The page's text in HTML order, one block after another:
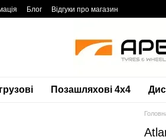
Блог Відгуки про магазин
Позашляхові 4х4